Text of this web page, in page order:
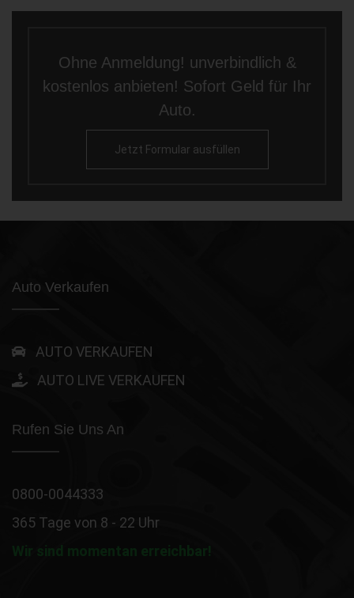
Ohne Anmeldung! unverbindlich &
kostenlos anbieten! Sofort Geld für Ihr
Auto.
Jetzt Formular ausfüllen
Auto Verkaufen
AUTO VERKAUFEN
AUTO LIVE VERKAUFEN
Rufen Sie Uns An
0800-0044333
365 Tage von 8 - 22 Uhr
Wir sind momentan erreichbar!